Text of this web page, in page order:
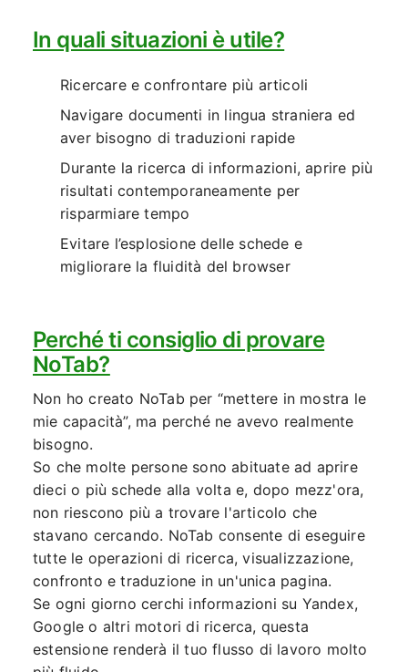
In quali situazioni è utile?
Ricercare e confrontare più articoli
Navigare documenti in lingua straniera ed
aver bisogno di traduzioni rapide
Durante la ricerca di informazioni, aprire più
risultati contemporaneamente per
risparmiare tempo
Evitare l’esplosione delle schede e
migliorare la fluidità del browser
Perché ti consiglio di provare
NoTab?
Non ho creato NoTab per “mettere in mostra le
mie capacità”, ma perché ne avevo realmente
bisogno.
So che molte persone sono abituate ad aprire
dieci o più schede alla volta e, dopo mezz'ora,
non riescono più a trovare l'articolo che
stavano cercando. NoTab consente di eseguire
tutte le operazioni di ricerca, visualizzazione,
confronto e traduzione in un'unica pagina.
Se ogni giorno cerchi informazioni su Yandex,
Google o altri motori di ricerca, questa
estensione renderà il tuo flusso di lavoro molto